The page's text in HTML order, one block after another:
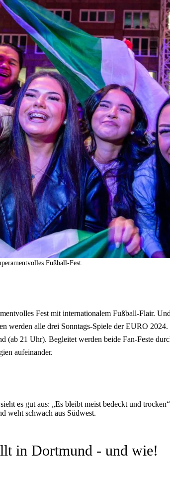
Fußball-Fest.
Fest mit internationalem Fußball-Flair.
werden alle drei Sonntags-Spiele der EURO
21 Uhr). Begleitet werden beide Fan-Feste
aufeinander.
es gut aus: „Es bleibt meist bedeckt und
weht schwach aus Südwest.
in Dortmund - und wie!